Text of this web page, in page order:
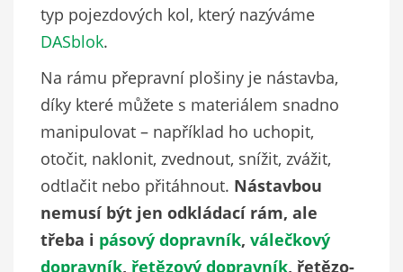
typ pojezdových kol, který nazýváme
DASblok.
Na rámu přepravní plošiny je nástavba,
díky které můžete s materiálem snadno
manipulovat – například ho uchopit,
otočit, naklonit, zvednout, snížit, zvážit,
odtlačit nebo přitáhnout. Nástavbou
nemusí být jen odkládací rám, ale
třeba i pásový dopravník, válečkový
dopravník, řetězový dopravník, řetězo-